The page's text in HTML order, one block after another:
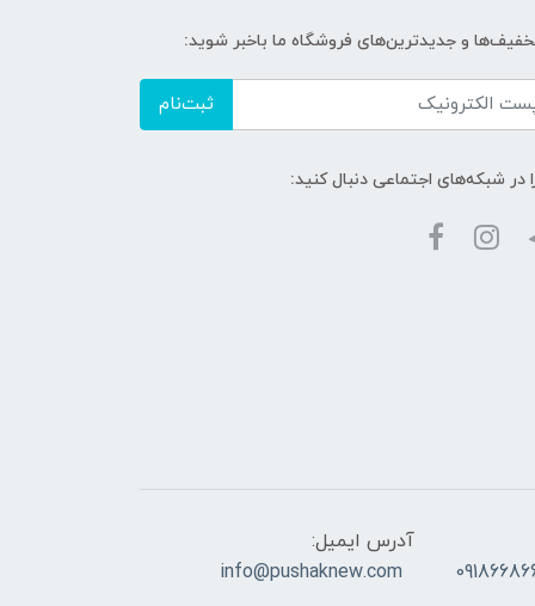
و جدیدترین‌های فروشگاه ما باخبر شوید:
ثبت‌نام
در شبکه‌های اجتماعی دنبال کنید:
آدرس ایمیل:
info@pushaknew.com